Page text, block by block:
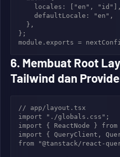
};
6. Membuat Root
Tailwind dan
// app/layout.tsx
import "./globals.css";
import { ReactNode }
import { QueryClient,
from "@tanstack/react-